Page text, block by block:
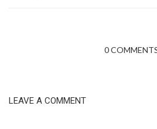
0
LEAVE A COMMENT